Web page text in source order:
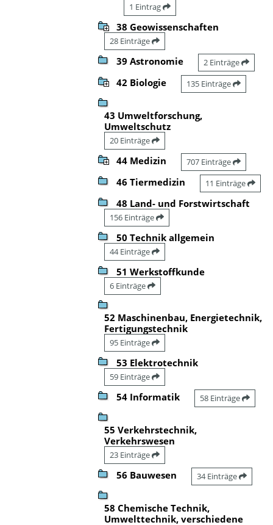
1 Eintrag
38 Geowissenschaften
28 Einträge
39 Astronomie 2 Einträge
42 Biologie 135 Einträge
43 Umweltforschung,
Umweltschutz
20 Einträge
44 Medizin 707 Einträge
46 Tiermedizin 11 Einträge
48 Land- und Forstwirtschaft
156 Einträge
50 Technik allgemein
44 Einträge
51 Werkstoffkunde
6 Einträge
52 Maschinenbau, Energietechnik,
Fertigungstechnik
95 Einträge
53 Elektrotechnik
59 Einträge
54 Informatik 58 Einträge
55 Verkehrstechnik,
Verkehrswesen
23 Einträge
56 Bauwesen 34 Einträge
58 Chemische Technik,
Umwelttechnik, verschiedene